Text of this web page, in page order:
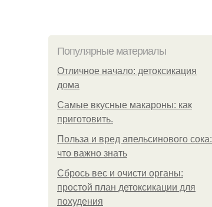
Популярные материалы
Отличное начало: детоксикация
дома
Самые вкусные макароны: как
приготовить.
Польза и вред апельсинового сока:
что важно знать
Сбрось вес и очисти органы:
простой план детоксикации для
похудения